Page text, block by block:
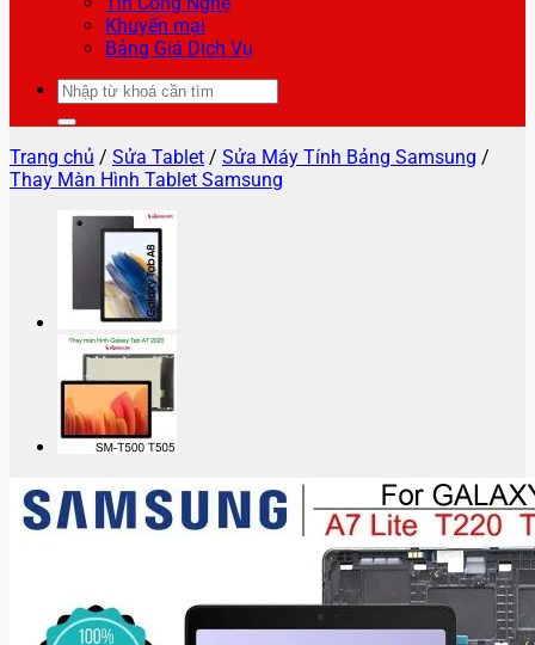
Khuyến mại
Bảng Giá Dịch Vụ
Tìm
kiếm:
Trang chủ / Sửa Tablet / Sửa Máy Tính Bảng Samsung /
Thay Màn Hình Tablet Samsung